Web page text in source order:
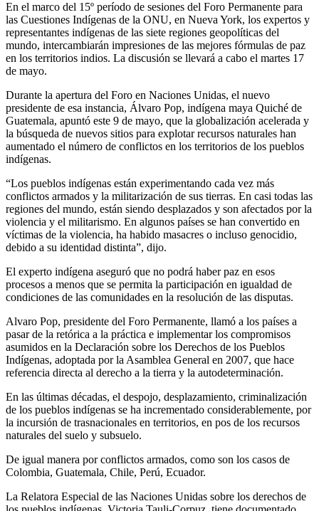
En el marco del 15º período de sesiones del Foro Permanente para
las Cuestiones Indígenas de la ONU, en Nueva York, los expertos y
representantes indígenas de las siete regiones geopolíticas del
mundo, intercambiarán impresiones de las mejores fórmulas de paz
en los territorios indios. La discusión se llevará a cabo el martes 17
de mayo.
Durante la apertura del Foro en Naciones Unidas, el nuevo
presidente de esa instancia, Álvaro Pop, indígena maya Quiché de
Guatemala, apuntó este 9 de mayo, que la globalización acelerada y
la búsqueda de nuevos sitios para explotar recursos naturales han
aumentado el número de conflictos en los territorios de los pueblos
indígenas.
“Los pueblos indígenas están experimentando cada vez más
conflictos armados y la militarización de sus tierras. En casi todas las
regiones del mundo, están siendo desplazados y son afectados por la
violencia y el militarismo. En algunos países se han convertido en
víctimas de la violencia, ha habido masacres o incluso genocidio,
debido a su identidad distinta”, dijo.
El experto indígena aseguró que no podrá haber paz en esos
procesos a menos que se permita la participación en igualdad de
condiciones de las comunidades en la resolución de las disputas.
Alvaro Pop, presidente del Foro Permanente, llamó a los países a
pasar de la retórica a la práctica e implementar los compromisos
asumidos en la Declaración sobre los Derechos de los Pueblos
Indígenas, adoptada por la Asamblea General en 2007, que hace
referencia directa al derecho a la tierra y la autodeterminación.
En las últimas décadas, el despojo, desplazamiento, criminalización
de los pueblos indígenas se ha incrementado considerablemente, por
la incursión de trasnacionales en territorios, en pos de los recursos
naturales del suelo y subsuelo.
De igual manera por conflictos armados, como son los casos de
Colombia, Guatemala, Chile, Perú, Ecuador.
La Relatora Especial de las Naciones Unidas sobre los derechos de